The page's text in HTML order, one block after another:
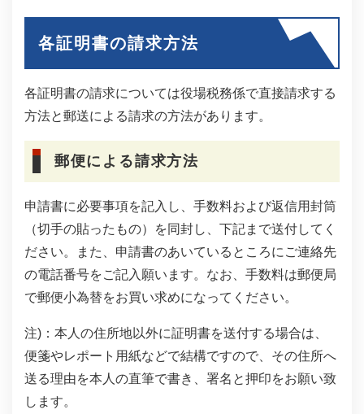
各証明書の請求方法
各証明書の請求については役場税務係で直接請求する
方法と郵送による請求の方法があります。
郵便による請求方法
申請書に必要事項を記入し、手数料および返信用封筒
（切手の貼ったもの）を同封し、下記まで送付してく
ださい。また、申請書のあいているところにご連絡先
の電話番号をご記入願います。なお、手数料は郵便局
で郵便小為替をお買い求めになってください。
注)：本人の住所地以外に証明書を送付する場合は、
便箋やレポート用紙などで結構ですので、その住所へ
送る理由を本人の直筆で書き、署名と押印をお願い致
します。